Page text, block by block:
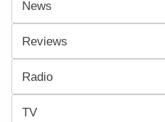
News
Reviews
Radio
TV